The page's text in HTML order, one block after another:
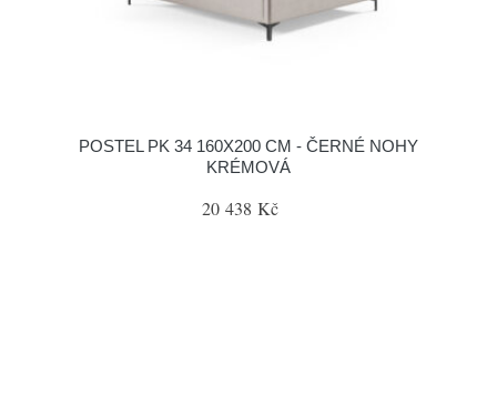
POSTEL PK 34 160X200 CM - ČERNÉ NOHY
KRÉMOVÁ
20 438 Kč